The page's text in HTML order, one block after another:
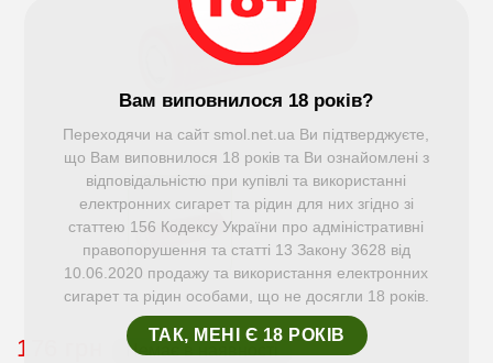
176 грн Немає в наявності
Вам виповнилося 18 років?
Переходячи на сайт smol.net.ua Ви підтверджуєте,
що Вам виповнилося 18 років та Ви ознайомлені з
відповідальністю при купівлі та використанні
електронних сигарет та рідин для них згідно зі
статтею 156 Кодексу України про адміністративні
правопорушення та статті 13 Закону 3628 від
10.06.2020 продажу та використання електронних
сигарет та рідин особами, що не досягли 18 років.
ТАК, МЕНІ Є 18 РОКІВ